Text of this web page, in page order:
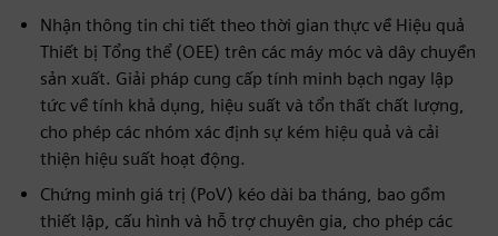
Nhận thông tin chi tiết theo thời gian thực về Hiệu quả
Thiết bị Tổng thể (OEE) trên các máy móc và dây chuyền
sản xuất. Giải pháp cung cấp tính minh bạch ngay lập
tức về tính khả dụng, hiệu suất và tổn thất chất lượng,
cho phép các nhóm xác định sự kém hiệu quả và cải
thiện hiệu suất hoạt động.
Chứng minh giá trị (PoV) kéo dài ba tháng, bao gồm
thiết lập, cấu hình và hỗ trợ chuyên gia, cho phép các